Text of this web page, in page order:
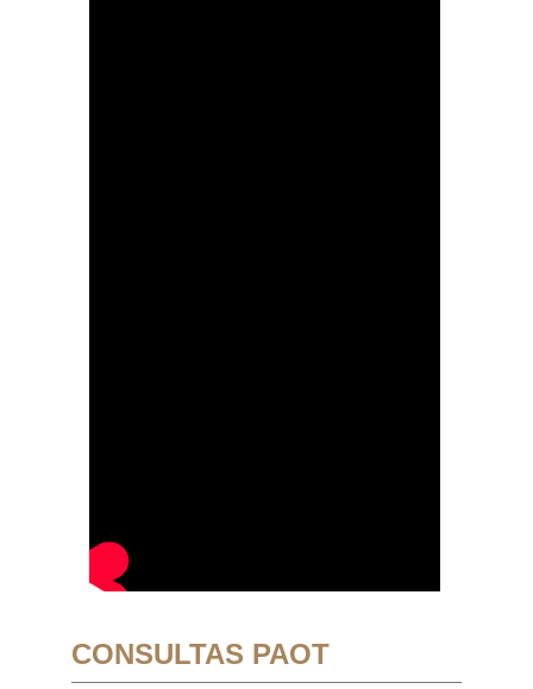
CONSULTAS PAOT